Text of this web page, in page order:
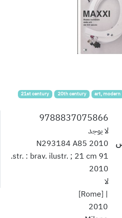
art, modern
20th century
21st century
9788837075866
لا يوجد
N293184 A85 2010
91 str. : brav. ilustr. ; 21 cm.
2010
لا
| [Rome]
2010